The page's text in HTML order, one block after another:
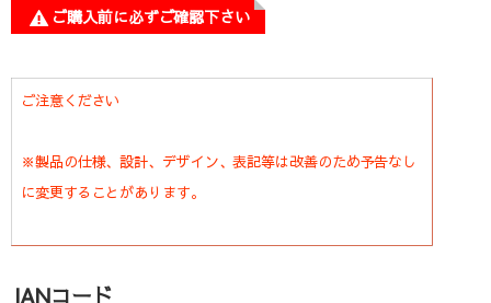
ご購入前に必ずご確認下さい
ご注意ください
※製品の仕様、設計、デザイン、表記等は改善のため予告なし
に変更することがあります。
JANコード